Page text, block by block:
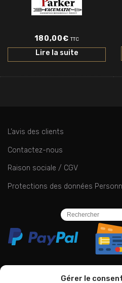
Gérer le
180,00€ TTC
Lire la suite
L’avis des clients
Contactez-nous
Raison sociale / CGV
Protections des données